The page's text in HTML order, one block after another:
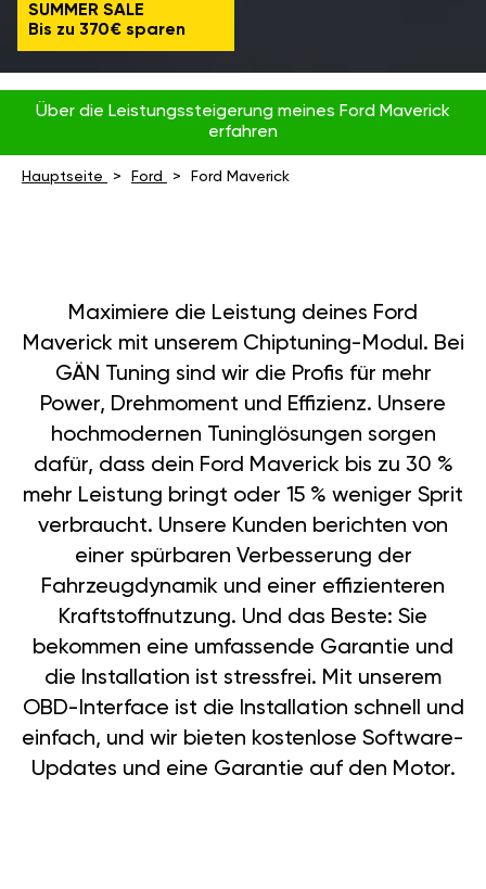
SUMMER SALE
Bis zu 370€ sparen
Über die Leistungssteigerung meines Ford Maverick
erfahren
Hauptseite Ford Ford Maverick
Maximiere die Leistung deines Ford
Maverick mit unserem Chiptuning-Modul. Bei
GÄN Tuning sind wir die Profis für mehr
Power, Drehmoment und Effizienz. Unsere
hochmodernen Tuninglösungen sorgen
dafür, dass dein Ford Maverick bis zu 30 %
mehr Leistung bringt oder 15 % weniger Sprit
verbraucht. Unsere Kunden berichten von
einer spürbaren Verbesserung der
Fahrzeugdynamik und einer effizienteren
Kraftstoffnutzung. Und das Beste: Sie
bekommen eine umfassende Garantie und
die Installation ist stressfrei. Mit unserem
OBD-Interface ist die Installation schnell und
einfach, und wir bieten kostenlose Software-
Updates und eine Garantie auf den Motor.